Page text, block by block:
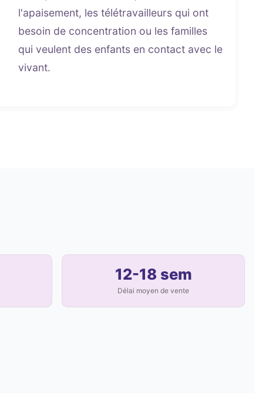
l'apaisement, les télétravailleurs qui ont
besoin de concentration ou les familles
qui veulent des enfants en contact avec le
vivant.
12-18 sem
Délai moyen de vente